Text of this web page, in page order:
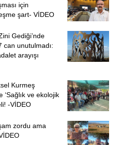
için
şart- VİDEO
Gediği’nde
can unutulmadı:
arayışı
Kurmeş
‘Sağlık ve ekolojik
-VİDEO
zordu ama